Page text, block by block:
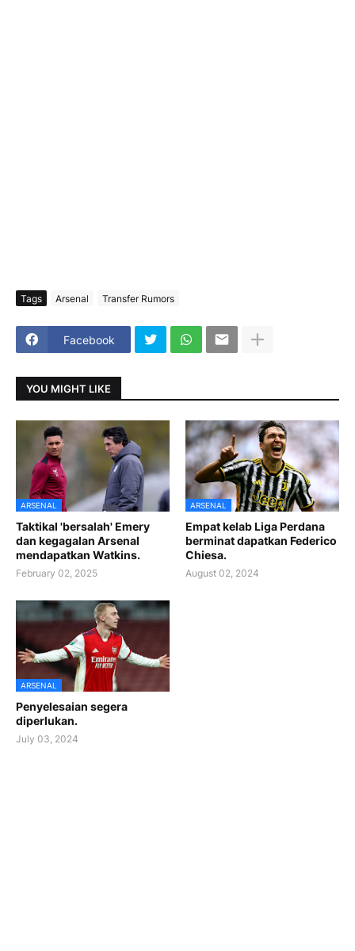
Tags Arsenal Transfer Rumors
Facebook
YOU MIGHT LIKE
ARSENAL
Taktikal 'bersalah' Emery
dan kegagalan Arsenal
mendapatkan Watkins.
February 02, 2025
ARSENAL
Empat kelab Liga Perdana
berminat dapatkan Federico
Chiesa.
August 02, 2024
ARSENAL
Penyelesaian segera
diperlukan.
July 03, 2024